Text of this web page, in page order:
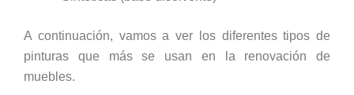
A continuación, vamos a ver los diferentes tipos de
pinturas que más se usan en la renovación de
muebles.